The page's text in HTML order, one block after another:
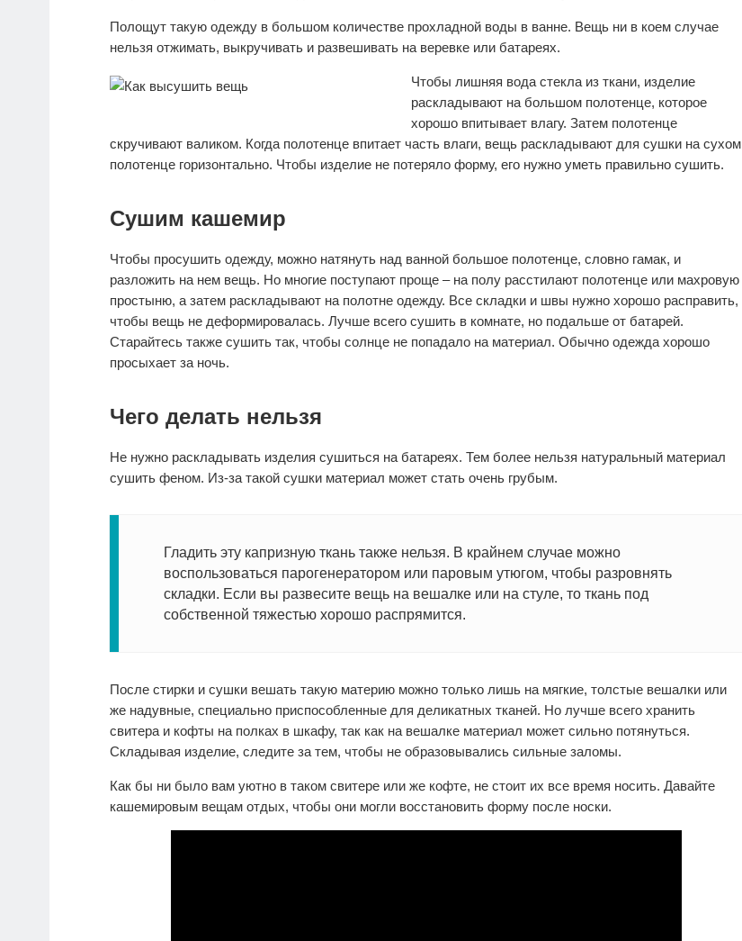
Полощут такую одежду в большом количестве прохладной воды в ванне. Вещь ни в коем случае
нельзя отжимать, выкручивать и развешивать на веревке или батареях.
Чтобы лишняя вода стекла из ткани, изделие
раскладывают на большом полотенце, которое
хорошо впитывает влагу. Затем полотенце
скручивают валиком. Когда полотенце впитает часть влаги, вещь раскладывают для сушки на сухом
полотенце горизонтально. Чтобы изделие не потеряло форму, его нужно уметь правильно сушить.
Сушим кашемир
Чтобы просушить одежду, можно натянуть над ванной большое полотенце, словно гамак, и
разложить на нем вещь. Но многие поступают проще – на полу расстилают полотенце или махровую
простыню, а затем раскладывают на полотне одежду. Все складки и швы нужно хорошо расправить,
чтобы вещь не деформировалась. Лучше всего сушить в комнате, но подальше от батарей.
Старайтесь также сушить так, чтобы солнце не попадало на материал. Обычно одежда хорошо
просыхает за ночь.
Чего делать нельзя
Не нужно раскладывать изделия сушиться на батареях. Тем более нельзя натуральный материал
сушить феном. Из-за такой сушки материал может стать очень грубым.
Гладить эту капризную ткань также нельзя. В крайнем случае можно
воспользоваться парогенератором или паровым утюгом, чтобы разровнять
складки. Если вы развесите вещь на вешалке или на стуле, то ткань под
собственной тяжестью хорошо распрямится.
После стирки и сушки вешать такую материю можно только лишь на мягкие, толстые вешалки или
же надувные, специально приспособленные для деликатных тканей. Но лучше всего хранить
свитера и кофты на полках в шкафу, так как на вешалке материал может сильно потянуться.
Складывая изделие, следите за тем, чтобы не образовывались сильные заломы.
Как бы ни было вам уютно в таком свитере или же кофте, не стоит их все время носить. Давайте
кашемировым вещам отдых, чтобы они могли восстановить форму после носки.